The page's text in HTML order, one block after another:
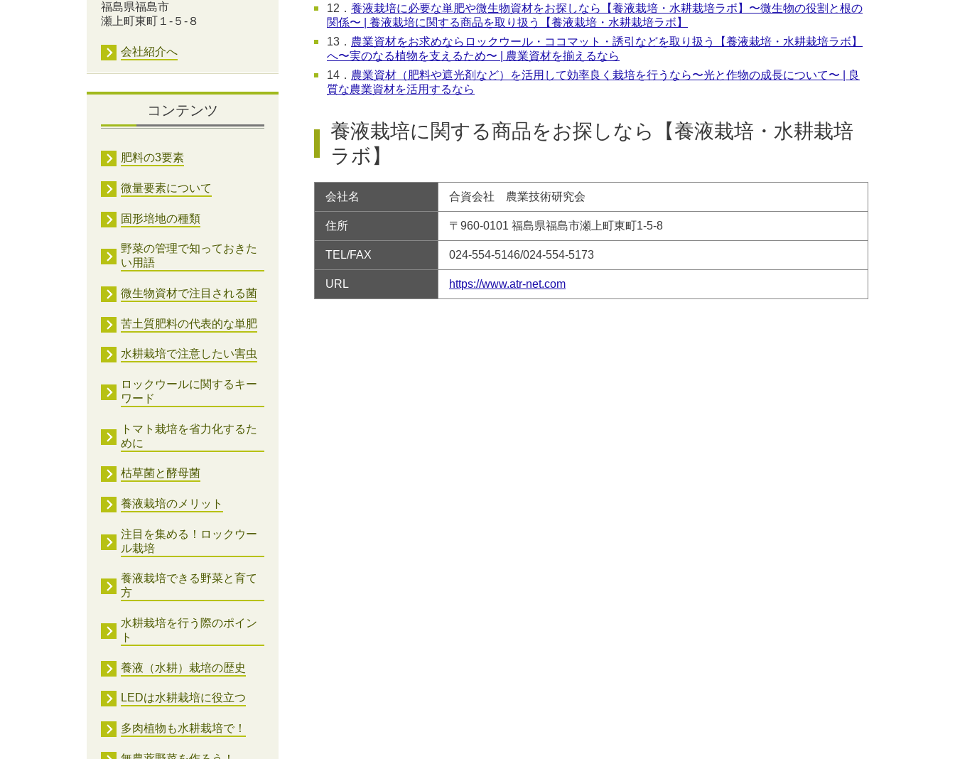
12． 養液栽培に必要な単肥や微生物資材をお探しなら【養液栽培・水耕栽培ラボ】〜微生物の役割と根の
関係〜 | 養液栽培に関する商品を取り扱う【養液栽培・水耕栽培ラボ】
13． 農業資材をお求めならロックウール・ココマット・誘引などを取り扱う【養液栽培・水耕栽培ラボ】
へ〜実のなる植物を支えるため〜 | 農業資材を揃えるなら
14． 農業資材（肥料や遮光剤など）を活用して効率良く栽培を行うなら〜光と作物の成長について〜 | 良
質な農業資材を活用するなら
養液栽培に関する商品をお探しなら【養液栽培・水耕栽培
ラボ】
会社名 合資会社 農業技術研究会
住所 〒960-0101 福島県福島市瀬上町東町1-5-8
TEL/FAX 024-554-5146/024-554-5173
URL https://www.atr-net.com
福島県福島市
瀬上町東町１-５-８
会社紹介へ
コンテンツ
肥料の3要素
微量要素について
固形培地の種類
野菜の管理で知っておきた
い用語
微生物資材で注目される菌
苦土質肥料の代表的な単肥
水耕栽培で注意したい害虫
ロックウールに関するキー
ワード
トマト栽培を省力化するた
めに
枯草菌と酵母菌
養液栽培のメリット
注目を集める！ロックウー
ル栽培
養液栽培できる野菜と育て
方
水耕栽培を行う際のポイン
ト
養液（水耕）栽培の歴史
LEDは水耕栽培に役立つ
多肉植物も水耕栽培で！